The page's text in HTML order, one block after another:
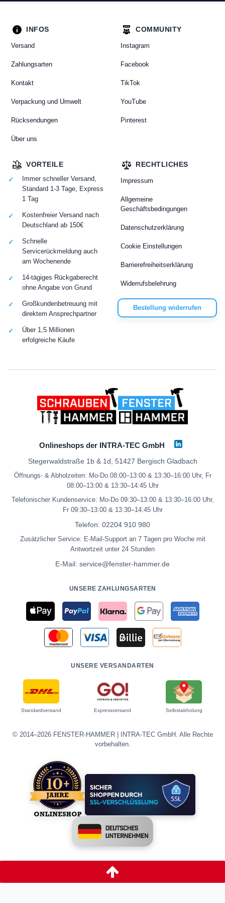
INFOS
Versand
Zahlungsarten
Kontakt
Verpackung und Umwelt
Rücksendungen
Über uns
COMMUNITY
Instagram
Facebook
TikTok
YouTube
Pinterest
RECHTLICHES
Impressum
Allgemeine
Geschäftsbedingungen
Datenschutzerklärung
Cookie Einstellungen
Barrierefreiheitserklärung
Widerrufsbelehrung
Bestellung widerrufen
VORTEILE
Immer schneller Versand,
Standard 1-3 Tage, Express
1 Tag
Kostenfreier Versand nach
Deutschland ab 150€
Schnelle
Servicerückmeldung auch
am Wochenende
14-tägiges Rückgaberecht
ohne Angabe von Grund
Großkundenbetreuung mit
direktem Ansprechpartner
Über 1,5 Millionen
erfolgreiche Käufe
Onlineshops der INTRA-TEC GmbH
Stegerwaldstraße 1b & 1d, 51427 Bergisch Gladbach
Öffnungs- & Abholzeiten: Mo-Do 08:00–13:00 & 13:30–16:00 Uhr, Fr
08:00–13:00 & 13:30–14:45 Uhr
Telefonischer Kundenservice: Mo-Do 09:30–13:00 & 13:30–16:00 Uhr,
Fr 09:30–13:00 & 13:30–14:45 Uhr
Telefon: 02204 910 980
Zusätzlicher Service: E-Mail-Support an 7 Tagen pro Woche mit
Antwortzeit unter 24 Stunden
E-Mail: service@fenster-hammer.de
UNSERE ZAHLUNGSARTEN
UNSERE VERSANDARTEN
Standardversand Expressversand Selbstabholung
© 2014–2026 FENSTER-HAMMER | INTRA-TEC GmbH. Alle Rechte
vorbehalten.